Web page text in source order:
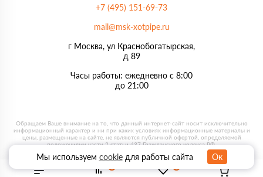
+7 (495) 151-69-73
mail@msk-xotpipe.ru
г Москва, ул Краснобогатырская,
д 89
Часы работы: ежедневно с 8:00
до 21:00
Мы используем cookieдля работы сайта Ок